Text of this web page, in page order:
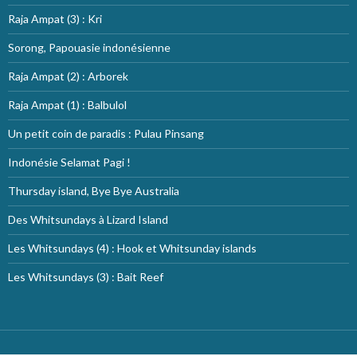
Raja Ampat (3) : Kri
Sorong, Papouasie indonésienne
Raja Ampat (2) : Arborek
Raja Ampat (1) : Balbulol
Un petit coin de paradis : Pulau Pinsang
Indonésie Selamat Pagi !
Thursday island, Bye Bye Australia
Des Whitsundays à Lizard Island
Les Whitsundays (4) : Hook et Whitsunday islands
Les Whitsundays (3) : Bait Reef